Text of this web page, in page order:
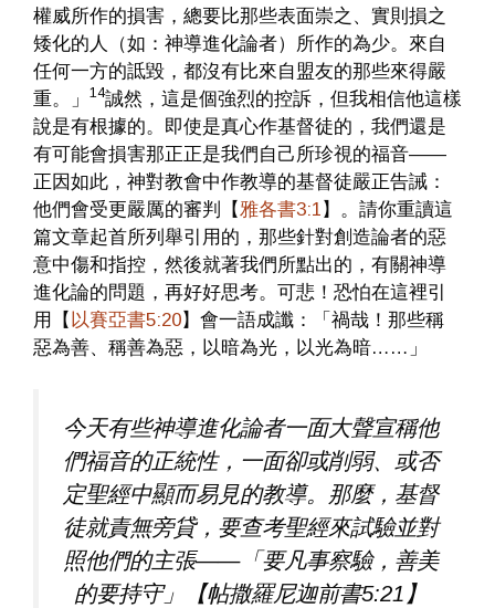
權威所作的損害，總要比那些表面崇之、實則損之
矮化的人（如：神導進化論者）所作的為少。來自
任何一方的詆毀，都沒有比來自盟友的那些來得嚴
重。」
14誠然，這是個強烈的控訴，但我相信他這樣
說是有根據的。即使是真心作基督徒的，我們還是
有可能會損害那正正是我們自己所珍視的福音——
正因如此，神對教會中作教導的基督徒嚴正告誡：
他們會受更嚴厲的審判【 雅各書3:1 】。請你重讀這
篇文章起首所列舉引用的，那些針對創造論者的惡
意中傷和指控，然後就著我們所點出的，有關神導
進化論的問題，再好好思考。可悲！恐怕在這裡引
用【 以賽亞書5:20】會一語成讖：「禍哉！那些稱
惡為善、稱善為惡，以暗為光，以光為暗……」
今天有些神導進化論者一面大聲宣稱他
們福音的正統性，一面卻或削弱、或否
定聖經中顯而易見的教導。那麼，基督
徒就責無旁貸，要查考聖經來試驗並對
照他們的主張——「要凡事察驗，善美
的要持守」【帖撒羅尼迦前書5:21】